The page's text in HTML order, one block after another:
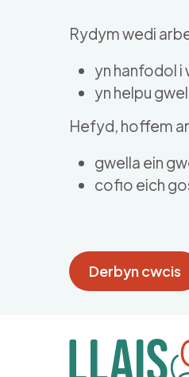
Rydym wedi
yn hanfodol i
yn helpu
Hefyd, hoffem
gwella ein
cofio eich
Derbyn cwcis